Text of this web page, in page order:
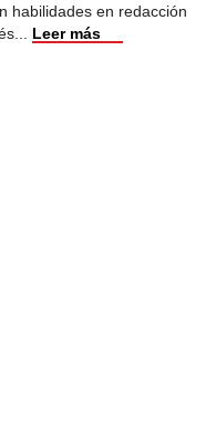
habilidades en redacción
Leer más